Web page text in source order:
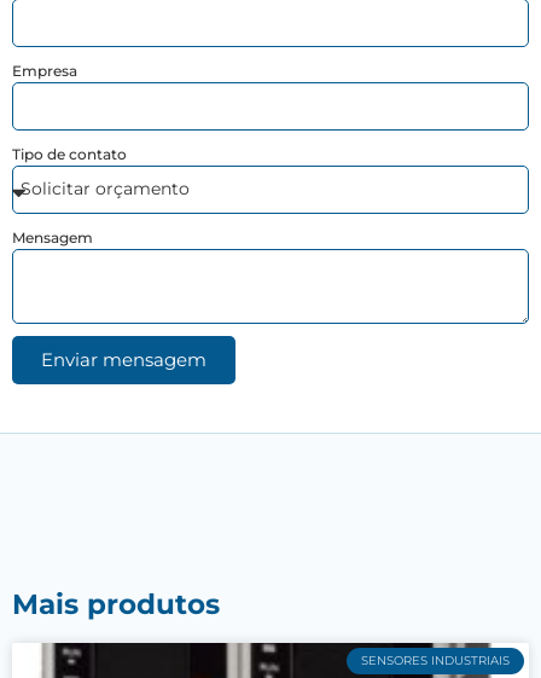
Empresa
Tipo de contato
Mensagem
Enviar mensagem
Mais produtos
SENSORES INDUSTRIAIS